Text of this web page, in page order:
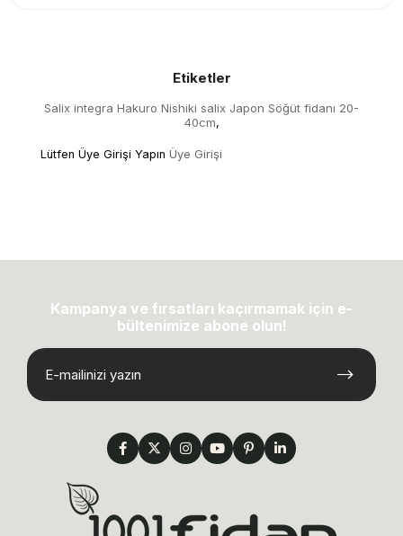
Etiketler
Salix integra Hakuro Nishiki salix Japon Söğüt fidanı 20-
40cm,
Lütfen Üye Girişi Yapın Üye Girişi
Kampanya ve fırsatları kaçırmamak için e-
bültenimize abone olun!